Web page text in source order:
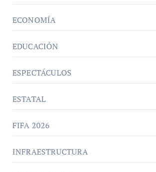
ECONOMÍA
EDUCACIÓN
ESPECTÁCULOS
ESTATAL
FIFA 2026
INFRAESTRUCTURA